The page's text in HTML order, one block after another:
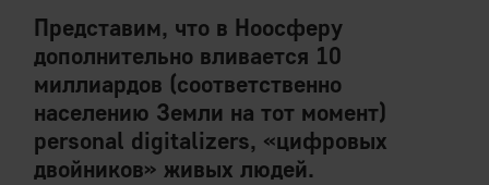
Представим, что в Ноосферу
дополнительно вливается 10
миллиардов (соответственно
населению Земли на тот момент)
personal digitalizers, «цифровых
двойников» живых людей.